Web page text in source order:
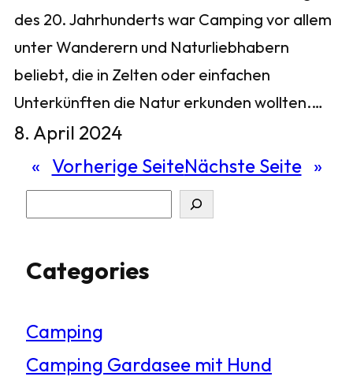
des 20. Jahrhunderts war Camping vor allem
unter Wanderern und Naturliebhabern
beliebt, die in Zelten oder einfachen
Unterkünften die Natur erkunden wollten.…
8. April 2024
« Vorherige SeiteNächste Seite »
c
e
n
Categories
Camping
Camping Gardasee mit Hund